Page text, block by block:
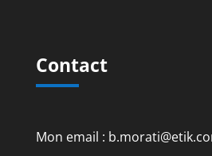
Contact
Mon email :